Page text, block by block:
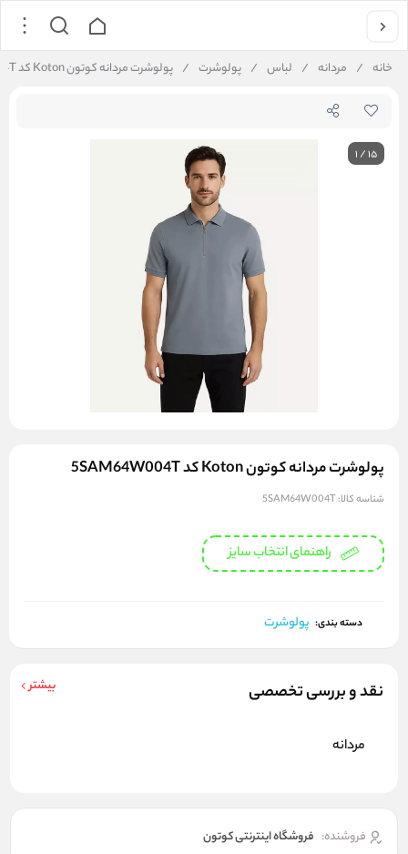
خانه / مردانه / لباس / پولوشرت / پولوشرت مردانه کوتون Koton کد 5SAM64W004T
1/15
پولوشرت مردانه کوتون Koton کد 5SAM64W004T
شناسه کالا:5SAM64W004T
راهنمای انتخاب سایز
دسته بندی: پولوشرت
نقد و بررسی تخصصی بیشتر
مردانه
فروشنده: فروشگاه اینترنتی کوتون